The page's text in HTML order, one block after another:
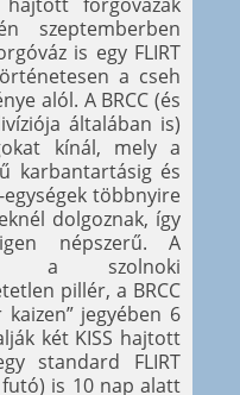
szeptemberben
is egy FLIRT
a cseh
alól. A BRCC (és
általában is)
kínál, mely a
karbantartásig és
egységek többnyire
dolgoznak, így
népszerű. A
a szolnoki
pillér, a BRCC
jegyében 6
két KISS hajtott
standard FLIRT
is 10 nap alatt